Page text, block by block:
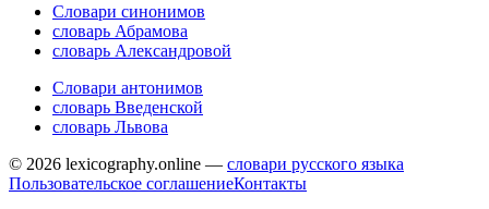
Словари синонимов
словарь Абрамова
словарь Александровой
Словари антонимов
словарь Введенской
словарь Львова
© 2026 lexicography.online — словари русского языка
Пользовательское соглашениеКонтакты